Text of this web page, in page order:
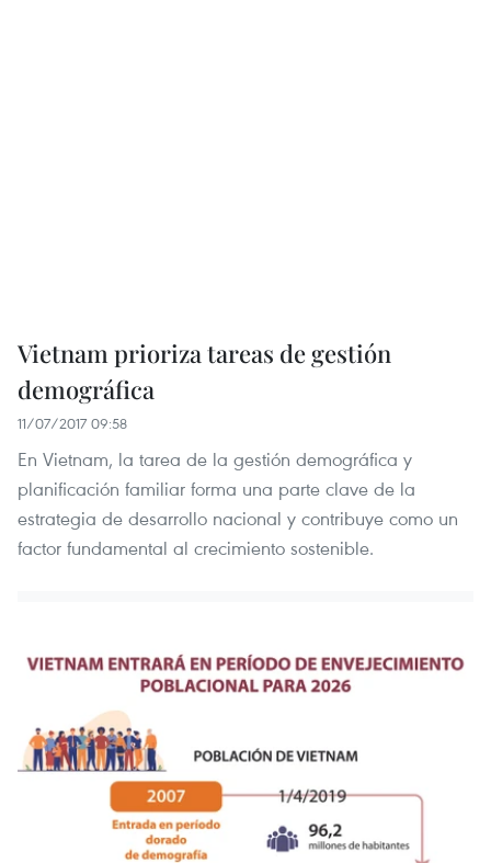
Vietnam prioriza tareas de gestión
demográfica
11/07/2017 09:58
En Vietnam, la tarea de la gestión demográfica y
planificación familiar forma una parte clave de la
estrategia de desarrollo nacional y contribuye como un
factor fundamental al crecimiento sostenible.